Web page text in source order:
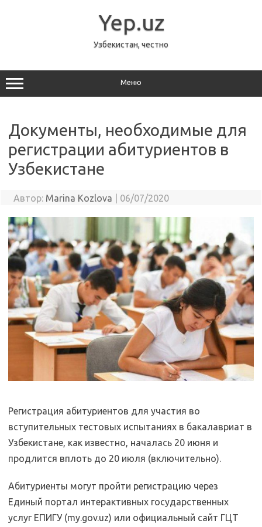
Yep.uz
Узбекистан, честно
Меню
Документы, необходимые для
регистрации абитуриентов в
Узбекистане
Автор: Marina Kozlova 06/07/2020
Регистрация абитуриентов для участия во
вступительных тестовых испытаниях в бакалавриат в
Узбекистане, как известно, началась 20 июня и
продлится вплоть до 20 июля (включительно).
Абитуриенты могут пройти регистрацию через
Единый портал интерактивных государственных
услуг ЕПИГУ (my.gov.uz) или официальный сайт ГЦТ